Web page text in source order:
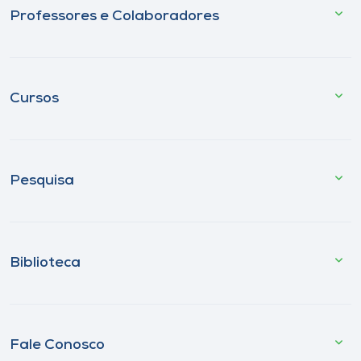
Professores e Colaboradores
Cursos
Pesquisa
Biblioteca
Fale Conosco